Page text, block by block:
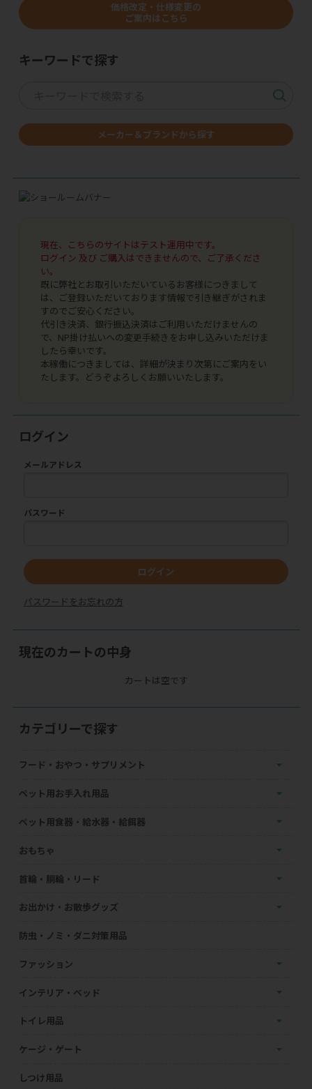
価格改定・仕様変更の
ご案内はこちら
キーワードで探す
メーカー＆ブランドから探す
現在、こちらのサイトはテスト運用中です。
ログイン 及び ご購入はできませんので、ご了承くださ
い。
既に弊社とお取引いただいているお客様につきまして
は、ご登録いただいております情報で引き継ぎがされま
すのでご安心ください。
代引き決済、銀行振込決済はご利用いただけませんの
で、NP掛け払いへの変更手続きをお申し込みいただけま
したら幸いです。
本稼働につきましては、詳細が決まり次第にご案内をい
たします。どうぞよろしくお願いいたします。
ログイン
メールアドレス
パスワード
ログイン
パスワードをお忘れの方
現在のカートの中身
カートは空です
カテゴリーで探す
フード・おやつ・サプリメント
ペット用お手入れ用品
ペット用食器・給水器・給餌器
おもちゃ
首輪・胴輪・リード
お出かけ・お散歩グッズ
防虫・ノミ・ダニ対策用品
ファッション
インテリア・ベッド
トイレ用品
ケージ・ゲート
しつけ用品